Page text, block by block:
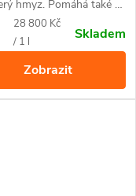
hmyz. Pomáhá také v
blahodárně na naši
psychiku.
Měrná
cena:
28 800 Kč
/ 1 l
Skladem
Zobrazit